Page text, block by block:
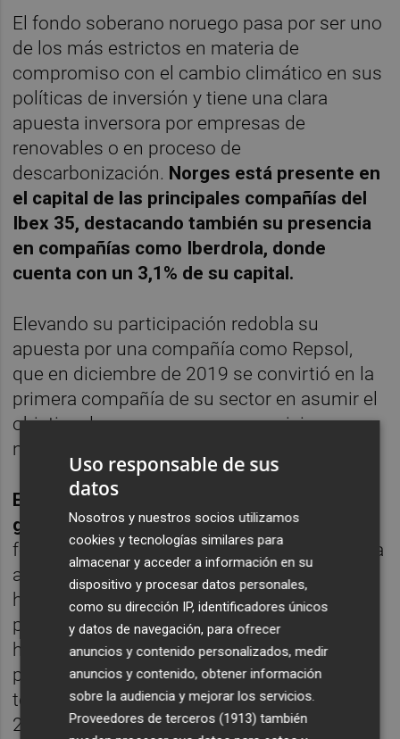
El fondo soberano noruego pasa por ser uno
de los más estrictos en materia de
compromiso con el cambio climático en sus
políticas de inversión y tiene una clara
apuesta inversora por empresas de
renovables o en proceso de
descarbonización. Norges está presente en
el capital de las principales compañías del
Ibex 35, destacando también su presencia
en compañías como Iberdrola, donde
cuenta con un 3,1% de su capital.
Elevando su participación redobla su
apuesta por una compañía como Repsol,
que en diciembre de 2019 se convirtió en la
primera compañía de su sector en asumir el
objetivo de ser un grupo cero emisiones
netas en 2050.
Este incremento en la participación del
grupo dirigido por Josu Jon Imazpor el
fondo también se produce por el efecto de la
amortización de acciones que viene
haciendo la energética como fórmula de
pago a sus inversores, lo que hace que, al
haber menos títulos en circulación,
porcentualmente los accionistas presentes
tengan más porcentaje de capital. En este
2023, Repsol destina 2.400 millones de
Uso responsable de sus
datos
Nosotros y nuestros socios utilizamos
cookies y tecnologías similares para
almacenar y acceder a información en su
dispositivo y procesar datos personales,
como su dirección IP, identificadores únicos
y datos de navegación, para ofrecer
anuncios y contenido personalizados, medir
anuncios y contenido, obtener información
sobre la audiencia y mejorar los servicios.
Proveedores de terceros (1913) también